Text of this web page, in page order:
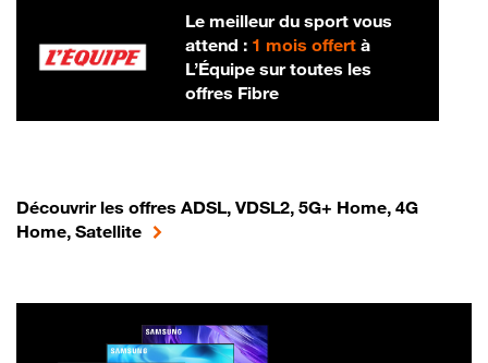
Le meilleur du sport vous
attend : 1 mois offertà
L’Équipe sur toutes les
offres Fibre
Découvrir les offres ADSL, VDSL2, 5G+ Home, 4G
Home, Satellite